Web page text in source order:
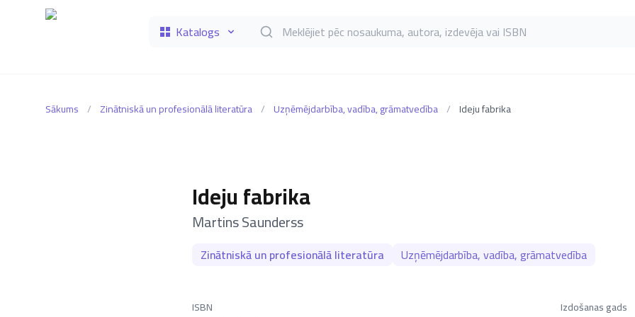
Katalogs Meklēt grāmatas pēc nosaukuma, autora, izdevēja vai ISBN
Sākums / Zinātniskā un profesionālā literatūra / Uzņēmējdarbība, vadība, grāmatvedība / Ideju fabrika
Ideju fabrika
–
Martins Saunderss
Zinātniskā un profesionālā literatūra Uzņēmējdarbība, vadība, grāmatvedība
ISBN Izdošanas gads